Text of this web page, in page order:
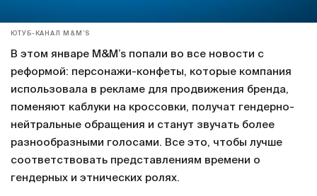
ЮТУБ-КАНАЛ M&M’S
В этом январе M&M’s попали во все новости с
реформой: персонажи-конфеты, которые компания
использовала в рекламе для продвижения бренда,
поменяют каблуки на кроссовки, получат гендерно-
нейтральные обращения и станут звучать более
разнообразными голосами. Все это, чтобы лучше
соответствовать представлениям времени о
гендерных и этнических ролях.